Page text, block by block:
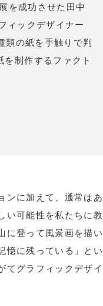
を成功させた田中
ィックデザイナー
類の紙を手触りで判
制作するファクト
ンに加えて、通常はあ
い可能性を私たちに教
に登って風景画を描い
憶に残っている」とい
てグラフィックデザイ